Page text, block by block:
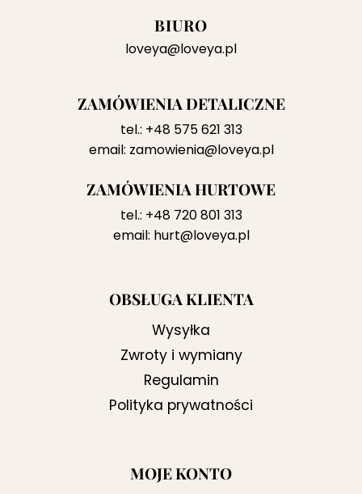
BIURO
loveya@loveya.pl
ZAMÓWIENIA DETALICZNE
tel.: +48 575 621 313
email: zamowienia@loveya.pl
ZAMÓWIENIA HURTOWE
tel.: +48 720 801 313
email: hurt@loveya.pl
OBSŁUGA KLIENTA
Wysyłka
Zwroty i wymiany
Regulamin
Polityka prywatności
MOJE KONTO